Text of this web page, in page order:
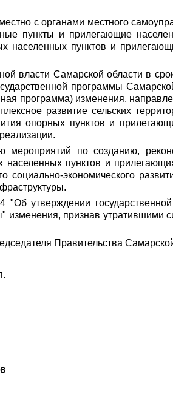
с органами местного
пункты и прилегающие
населенных пунктов и
власти Самарской области в
программы
программа) изменения,
развитие сельских
опорных пунктов и
по созданию,
населенных пунктов и
социально-экономического
"Об утверждении
изменения, признав утратившими
Правительства